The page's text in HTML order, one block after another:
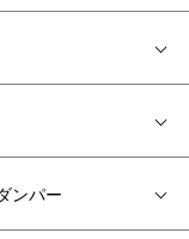
ンパー